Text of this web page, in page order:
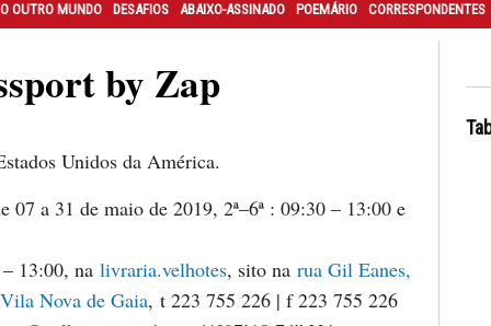
OUTRO MUNDO DESAFIOS ABAIXO-ASSINADO POEMÁRIO CORRESPONDENTES
by Zap
Unidos da América.
07 a 31 de maio de 2019, 2ª–6ª : 09:30 – 13:00 e
13:00, na livraria.velhotes, sito na rua Gil Eanes,
Nova de Gaia, t 223 755 226 | f 223 755 226